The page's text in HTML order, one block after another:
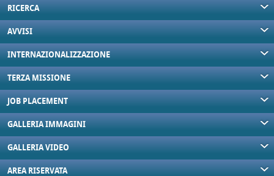
RICERCA
AVVISI
INTERNAZIONALIZZAZIONE
TERZA MISSIONE
JOB PLACEMENT
GALLERIA IMMAGINI
GALLERIA VIDEO
AREA RISERVATA